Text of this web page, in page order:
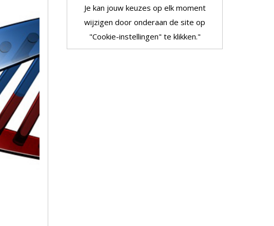
Je kan jouw keuzes op elk moment
wijzigen door onderaan de site op
"Cookie-instellingen" te klikken."